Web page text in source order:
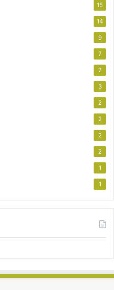
15
14
9
7
7
3
2
2
2
2
1
1